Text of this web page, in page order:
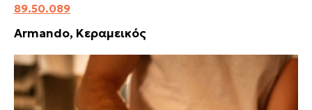
89.50.089
Armando, Κεραμεικός